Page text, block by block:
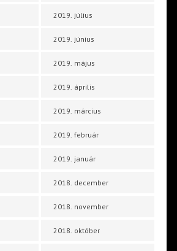
2019. július
2019. június
2019. május
2019. április
2019. március
2019. február
2019. január
2018. december
2018. november
2018. október